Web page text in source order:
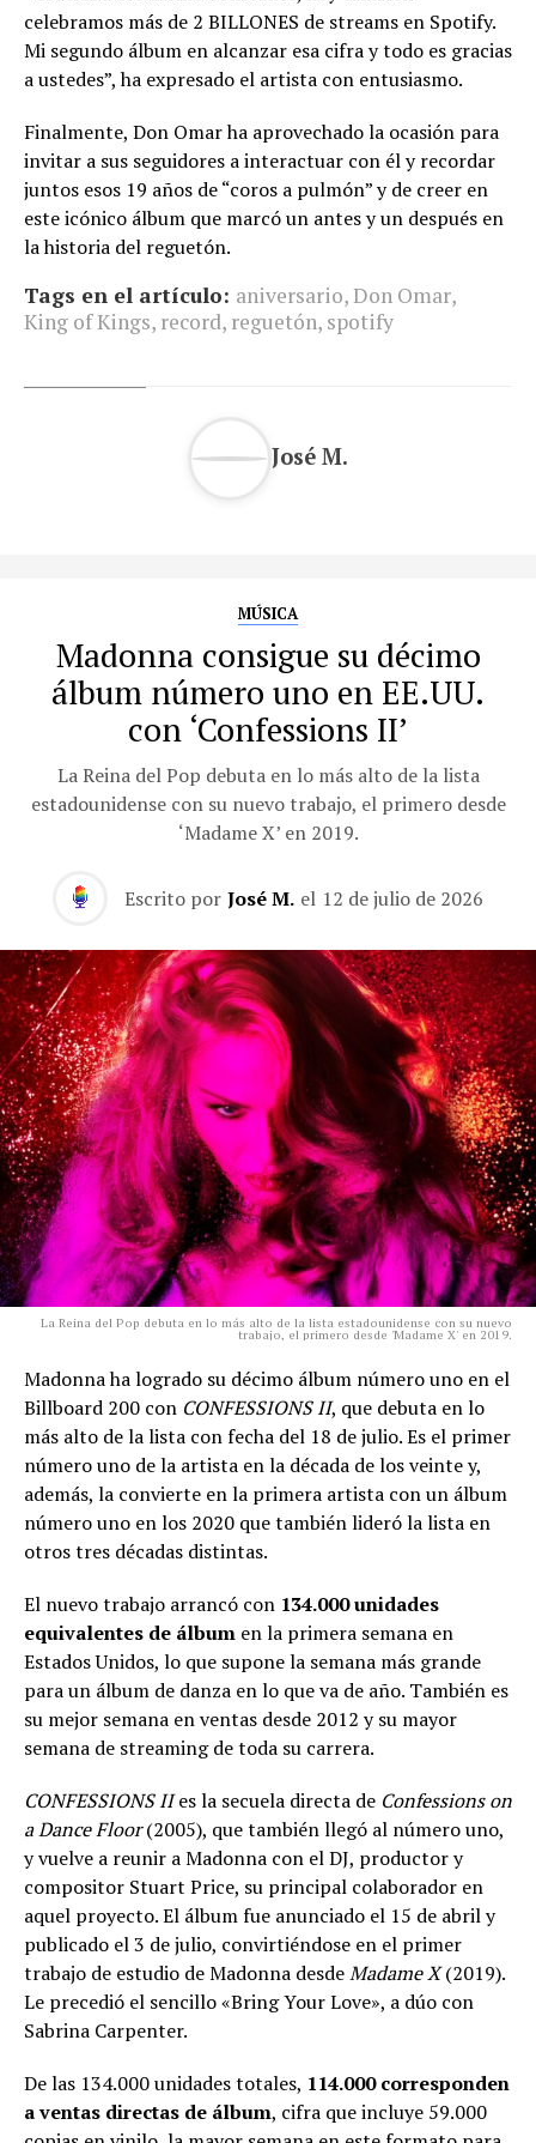
celebramos más de 2 BILLONES de streams en Spotify.
Mi segundo álbum en alcanzar esa cifra y todo es gracias
a ustedes”, ha expresado el artista con entusiasmo.
Finalmente, Don Omar ha aprovechado la ocasión para
invitar a sus seguidores a interactuar con él y recordar
juntos esos 19 años de “coros a pulmón” y de creer en
este icónico álbum que marcó un antes y un después en
la historia del reguetón.
Tags en el artículo: aniversario,Don Omar,
King of Kings, record, reguetón, spotify
José M.
MÚSICA
Madonna consigue su décimo
álbum número uno en EE.UU.
con ‘Confessions II’
La Reina del Pop debuta en lo más alto de la lista
estadounidense con su nuevo trabajo, el primero desde
‘Madame X’ en 2019.
Escrito por José M. el 12 de julio de 2026
La Reina del Pop debuta en lo más alto de la lista estadounidense con su nuevo
trabajo, el primero desde 'Madame X' en 2019.
Madonna ha logrado su décimo álbum número uno en el
Billboard 200 con CONFESSIONS II, que debuta en lo
más alto de la lista con fecha del 18 de julio. Es el primer
número uno de la artista en la década de los veinte y,
además, la convierte en la primera artista con un álbum
número uno en los 2020 que también lideró la lista en
otros tres décadas distintas.
El nuevo trabajo arrancó con 134.000 unidades
equivalentes de álbum en la primera semana en
Estados Unidos, lo que supone la semana más grande
para un álbum de danza en lo que va de año. También es
su mejor semana en ventas desde 2012 y su mayor
semana de streaming de toda su carrera.
CONFESSIONS IIes la secuela directa de Confessions on
a Dance Floor(2005), que también llegó al número uno,
y vuelve a reunir a Madonna con el DJ, productor y
compositor Stuart Price, su principal colaborador en
aquel proyecto. El álbum fue anunciado el 15 de abril y
publicado el 3 de julio, convirtiéndose en el primer
trabajo de estudio de Madonna desdeMadame X(2019).
Le precedió el sencillo «Bring Your Love», a dúo con
Sabrina Carpenter.
De las 134.000 unidades totales, 114.000 corresponden
a ventas directas de álbum, cifra que incluye 59.000